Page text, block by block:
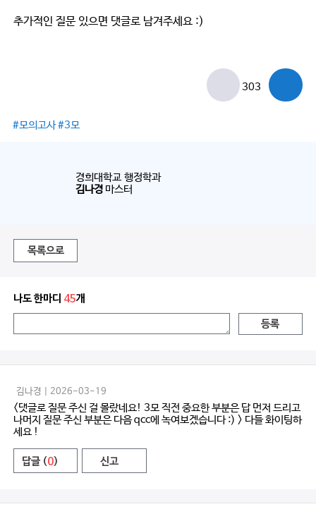
추가적인 질문 있으면 댓글로 남겨주세요 :)
303
#모의고사 #3모
경희대학교 행정학과
김나경마스터
목록으로
나도 한마디 45개
등록
김나경 | 2026-03-19
<댓글로 질문 주신 걸 몰랐네요! 3모 직전 중요한 부분은 답 먼저 드리고
나머지 질문 주신 부분은 다음 qcc에 녹여보겠습니다 :) > 다들 화이팅하
세요 !
답글 (0) 신고